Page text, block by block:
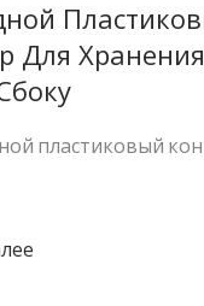
Для
пластиковый